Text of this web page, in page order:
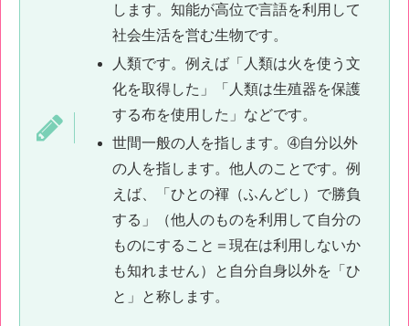
します。知能が高位で言語を利用して
社会生活を営む生物です。
人類です。例えば「人類は火を使う文
化を取得した」「人類は生殖器を保護
する布を使用した」などです。
世間一般の人を指します。➃自分以外
の人を指します。他人のことです。例
えば、「ひとの褌（ふんどし）で勝負
する」（他人のものを利用して自分の
ものにすること＝現在は利用しないか
も知れません）と自分自身以外を「ひ
と」と称します。